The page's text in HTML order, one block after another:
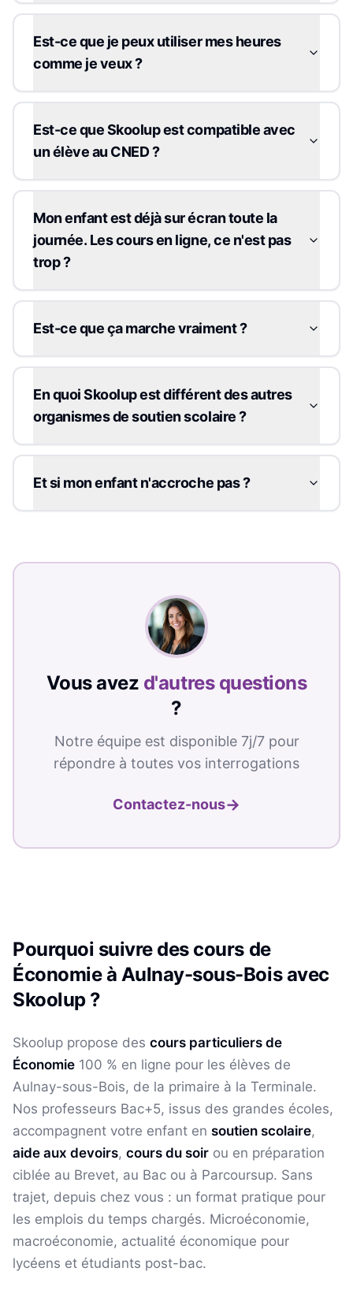
Est-ce que je peux utiliser mes heures
comme je veux ?
Est-ce que Skoolup est compatible avec
un élève au CNED ?
Mon enfant est déjà sur écran toute la
journée. Les cours en ligne, ce n'est pas
trop ?
Est-ce que ça marche vraiment ?
En quoi Skoolup est différent des autres
organismes de soutien scolaire ?
Et si mon enfant n'accroche pas ?
Vous avez d'autres questions
?
Notre équipe est disponible 7j/7 pour
répondre à toutes vos interrogations
Contactez-nous→
Pourquoi suivre des cours de
Économieà Aulnay-sous-Boisavec
Skoolup ?
Skoolup propose des cours particuliers de
Économie 100 % en ligne pour les élèves de
Aulnay-sous-Bois, de la primaire à la Terminale.
Nos professeurs Bac+5, issus des grandes écoles,
accompagnent votre enfant en soutien scolaire,
aide aux devoirs, cours du soir ou en préparation
ciblée au Brevet, au Bac ou à Parcoursup. Sans
trajet, depuis chez vous : un format pratique pour
les emplois du temps chargés. Microéconomie,
macroéconomie, actualité économique pour
lycéens et étudiants post-bac.